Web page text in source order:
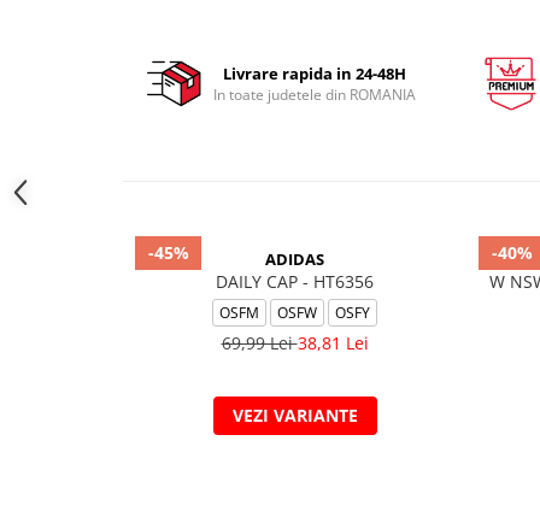
Livrare rapida in 24-48H
In toate judetele din ROMANIA
-45% ADIDAS
DAILY CAP - HT6356
OSFM OSFW OSFY
69,99 Lei38,81 Lei
VEZI VARIANTE
-40%
W